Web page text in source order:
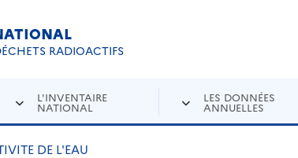
RADIOACTIFS
L'INVENTAIRE
NATIONAL
LES DONNÉES
ANNUELLES
DE L'EAU